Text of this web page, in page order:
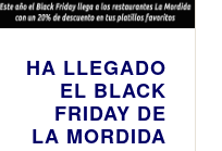
HA LLEGADO
EL BLACK
FRIDAY DE
LA MORDIDA